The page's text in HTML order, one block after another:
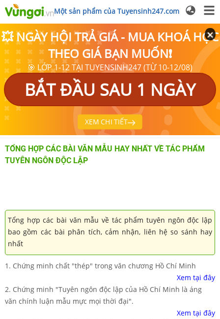
Một sản phẩm của Tuyensinh247.com
💥 NGÀY HỘI TRẢ GIÁ - MUA KHOÁ HỌC
THEO GIÁ BẠN MUỐN❗
🎯 LỚP 1-12 TẠI TUYENSINH247 (TỪ 10-12/08)
BẮT ĐẦU SAU 1 NGÀY
XEM CHI TIẾT
TỔNG HỢP CÁC BÀI VĂN MẪU HAY NHẤT VỀ TÁC PHẨM
TUYÊN NGÔN ĐỘC LẬP
Tổng hợp các bài văn mẫu về tác phẩm tuyên ngôn độc lập
bao gồm các bài phân tích, cảm nhận, liên hệ so sánh hay
nhất
1. Chứng minh chất "thép" trong văn chương Hồ Chí Minh
Xem tại đây
2. Chứng minh "Tuyên ngôn độc lập của Hồ Chí Minh là áng
văn chính luận mẫu mực mọi thời đại".
Xem tại đây